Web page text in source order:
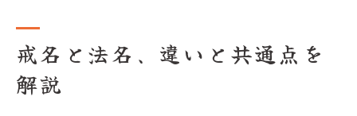
戒名と法名、違いと共通点を
解説